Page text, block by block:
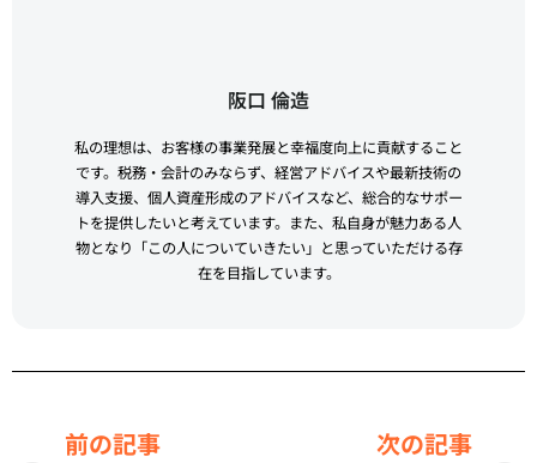
阪口 倫造
私の理想は、お客様の事業発展と幸福度向上に貢献すること
です。税務・会計のみならず、経営アドバイスや最新技術の
導入支援、個人資産形成のアドバイスなど、総合的なサポー
トを提供したいと考えています。また、私自身が魅力ある人
物となり「この人についていきたい」と思っていただける存
在を目指しています。
前の記事 次の記事